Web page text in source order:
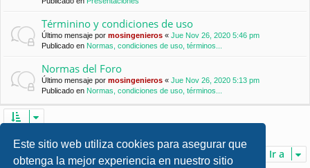
Este sitio web utiliza cookies para asegurar que
obtenga la mejor experiencia en nuestro sitio
Términino y condiciones de uso
Último mensaje por mosingenieros « Jue Nov 26, 2020 5:46 pm
Publicado en Normas, condiciones de uso, términos...
Normas del Foro
Último mensaje por mosingenieros « Jue Nov 26, 2020 5:13 pm
Publicado en Normas, condiciones de uso, términos...
Ir a